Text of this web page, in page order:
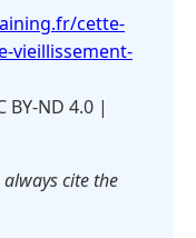
cette-
vieillissement-
BY-ND 4.0 |
cite the